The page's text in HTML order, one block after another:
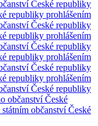
České republiky
republiky prohlášením
České republiky
republiky prohlášením
České republiky
republiky prohlášením
České republiky
republiky prohlášením
České republiky
občanství České
občanství České